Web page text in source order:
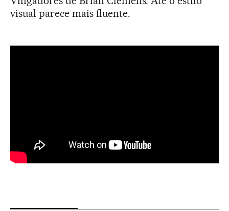
visual parece mais fluente.